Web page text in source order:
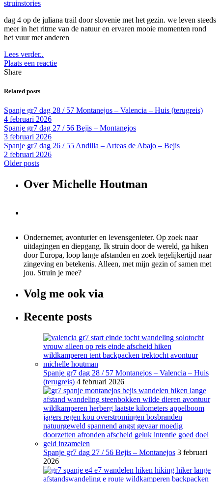
dag 4 op de juliana trail door slovenie met het gezin. we leven steeds
meer in het ritme van de natuur en ervaren mooie momenten rond
het vuur met anderen
Lees verder..
Plaats een reactie
Share
Related posts
Spanje gr7 dag 28 / 57 Montanejos – Valencia – Huis (terugreis)
4 februari 2026
Spanje gr7 dag 27 / 56 Bejis – Montanejos
3 februari 2026
Spanje gr7 dag 26 / 55 Andilla – Arteas de Abajo – Bejis
2 februari 2026
Older posts
Over Michelle Houtman
Ondernemer, avonturier en levensgenieter. Op zoek naar
uitdagingen en diepgang. Ik struin door de wereld, ga hiken
door Europa, loop lange afstanden en zoek tegelijkertijd naar
zingeving en betekenis. Alleen, met mijn gezin of samen met
jou. Struin je mee?
Volg me ook via
Recente posts
Spanje gr7 dag 28 / 57 Montanejos – Valencia – Huis
(terugreis) 4 februari 2026
Spanje gr7 dag 27 / 56 Bejis – Montanejos 3 februari
2026